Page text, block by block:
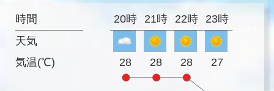
時間
天気
気温(℃)
20時 21時 22時 23時
28 28 28 27